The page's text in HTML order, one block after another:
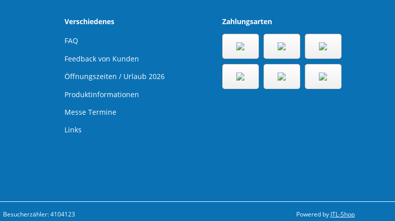
Verschiedenes
FAQ
Feedback von Kunden
Öffnungszeiten / Urlaub 2026
Produktinformationen
Messe Termine
Links
Zahlungsarten
Besucherzähler: 4104123 Powered by JTL-Shop